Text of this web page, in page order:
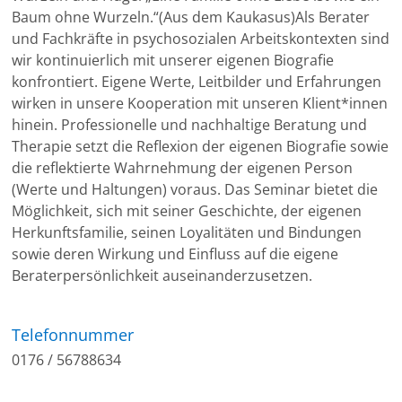
Baum ohne Wurzeln.“(Aus dem Kaukasus)Als Berater
und Fachkräfte in psychosozialen Arbeitskontexten sind
wir kontinuierlich mit unserer eigenen Biografie
konfrontiert. Eigene Werte, Leitbilder und Erfahrungen
wirken in unsere Kooperation mit unseren Klient*innen
hinein. Professionelle und nachhaltige Beratung und
Therapie setzt die Reflexion der eigenen Biografie sowie
die reflektierte Wahrnehmung der eigenen Person
(Werte und Haltungen) voraus. Das Seminar bietet die
Möglichkeit, sich mit seiner Geschichte, der eigenen
Herkunftsfamilie, seinen Loyalitäten und Bindungen
sowie deren Wirkung und Einfluss auf die eigene
Beraterpersönlichkeit auseinanderzusetzen.
Telefonnummer
0176 / 56788634